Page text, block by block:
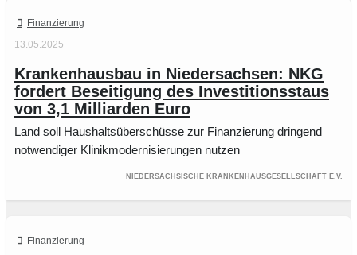
Finanzierung
13.05.2025
Krankenhausbau in Niedersachsen: NKG
fordert Beseitigung des Investitionsstaus
von 3,1 Milliarden Euro
Land soll Haushaltsüberschüsse zur Finanzierung dringend
notwendiger Klinikmodernisierungen nutzen
Niedersächsische Krankenhausgesellschaft e.V.
Finanzierung